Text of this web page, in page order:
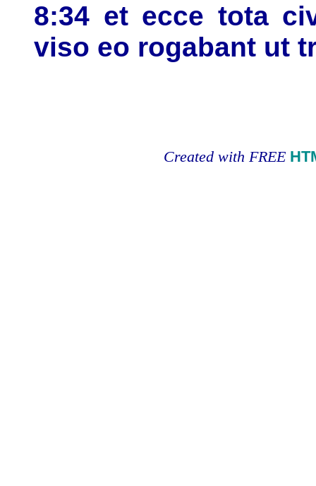
8:34 et ecce tota
viso eo rogabant ut
Created with FREE